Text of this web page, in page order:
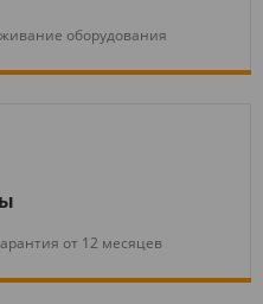
оборудования
от 12 месяцев